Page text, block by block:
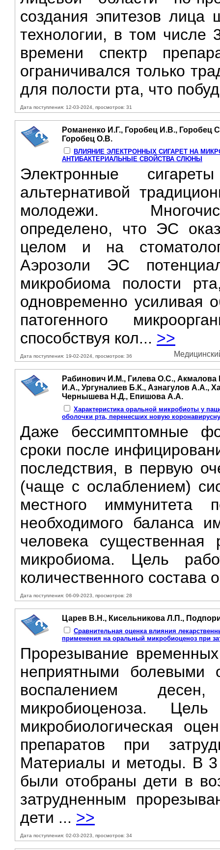
создания эпитезов лица
технологии, в том числе
времени спектр
ограничивался только
для полости рта, что
Дата поступления: 12-03-2024, просмотров: 31
Романенко И.Г., Горобец И.В., Горобец
Горобец О.В.
ВЛИЯНИЕ ЭЛЕКТРОННЫХ СИГАРЕТ HA
АНТИБАКТЕРИАЛЬНЫЕ СВОЙСТВА СЛЮНЫ
Электронные
альтернативой
молодежи.
определено, что ЭС
целом и на
Аэрозоли ЭС
микробиома полости
одновременно усиливая
патогенного
способствуя кол... >>
Дата поступления: 19-02-2024, просмотров: 36
Рабинович И.М., Гилева О.С.,
И.А., Ургуналиев Б.К., Азнагулов А.А.,
Чернышева Н.Д., Епишова А.А.
Характеристика оральной микробиоты у
оболочки рта, перенесших новую
Даже бессимптомные
сроки после
последствия, в первую
(чаще с ослаблением)
местного иммунитета
необходимого баланса
человека существенная
микробиома. Цель
количественного
Дата поступления: 06-09-2023, просмотров: 28
Царев В.Н., Кисельникова Л.П.,
Сравнительная оценка влияния
применения на оральный микробиоценоз при
Прорезывание
неприятными болевыми
воспалением
микробиоценоза.
микробиологическая
препаратов при
Материалы и методы. В 3
были отобраны дети в
затрудненным
дети ... >>
Дата поступления: 02-03-2023, просмотров: 34